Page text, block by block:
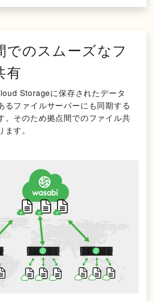
でのスムーズなフ
有
Storageに保存されたデータ
るファイルサーバーにも同期する
。そのため拠点間でのファイル共
す。